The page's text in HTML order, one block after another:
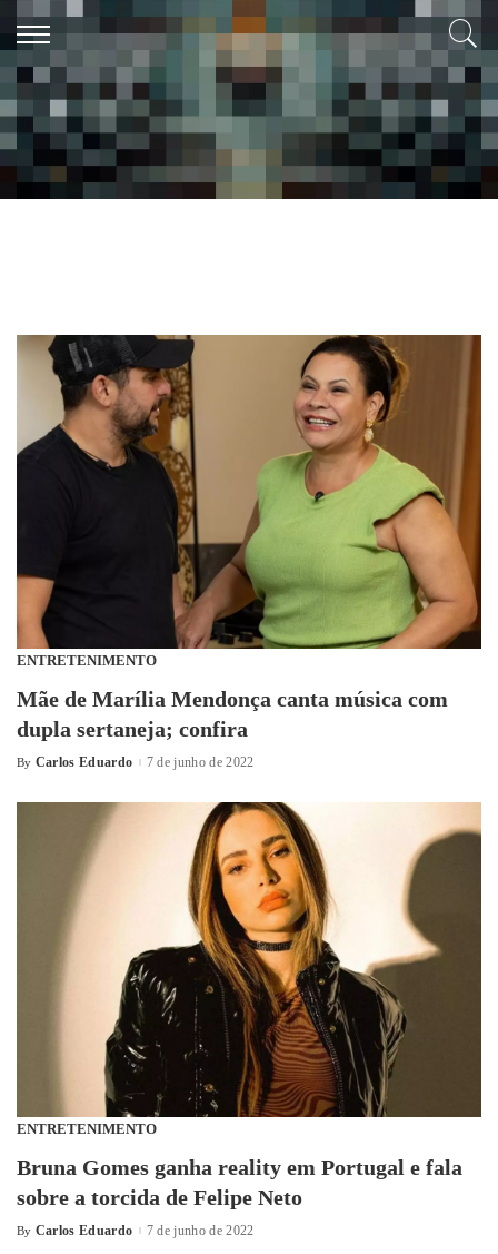
ENTRETENIMENTO
Mãe de Marília Mendonça canta música com
dupla sertaneja; confira
By Carlos Eduardo 7 de junho de 2022
ENTRETENIMENTO
Bruna Gomes ganha reality em Portugal e fala
sobre a torcida de Felipe Neto
By Carlos Eduardo 7 de junho de 2022